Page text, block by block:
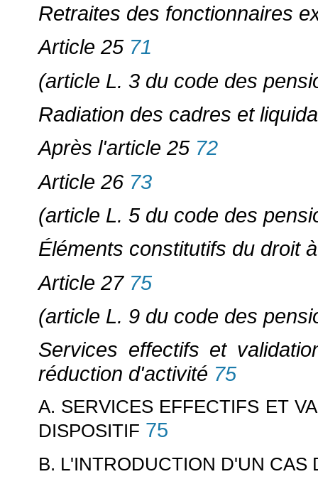
Retraites des fonctionnaires
Article 2571
(article L. 3 du code des
Radiation des cadres et
Après l'article 2572
Article 26 73
(article L. 5 du code des
Éléments constitutifs du droit
Article 2775
(article L. 9 du code des
Services effectifs et
réduction d'activité 75
A. SERVICES EFFECTIFS ET
DISPOSITIF 75
B. L'INTRODUCTION D'UN CAS